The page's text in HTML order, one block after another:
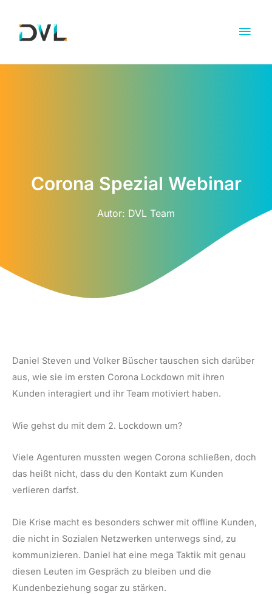
Corona Spezial Webinar
Autor: DVL Team
Daniel Steven und Volker Büscher tauschen sich darüber
aus, wie sie im ersten Corona Lockdown mit ihren
Kunden interagiert und ihr Team motiviert haben.
Wie gehst du mit dem 2. Lockdown um?
Viele Agenturen mussten wegen Corona schließen, doch
das heißt nicht, dass du den Kontakt zum Kunden
verlieren darfst.
Die Krise macht es besonders schwer mit offline Kunden,
die nicht in Sozialen Netzwerken unterwegs sind, zu
kommunizieren. Daniel hat eine mega Taktik mit genau
diesen Leuten im Gespräch zu bleiben und die
Kundenbeziehung sogar zu stärken.